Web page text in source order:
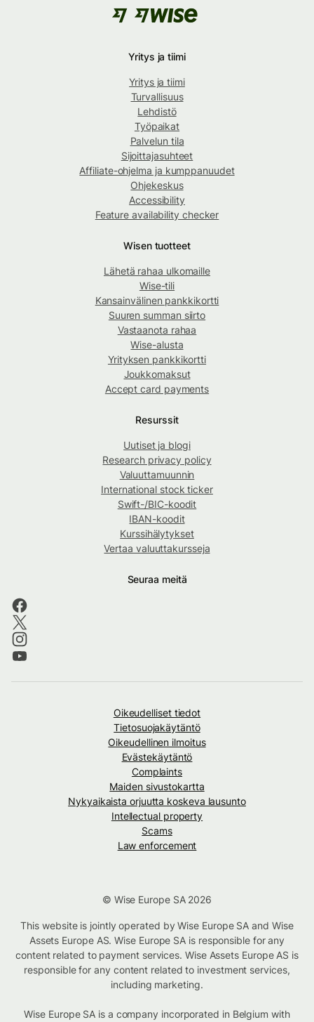
Yritys ja tiimi
Yritys ja tiimi
Turvallisuus
Lehdistö
Työpaikat
Palvelun tila
Sijoittajasuhteet
Affiliate-ohjelma ja kumppanuudet
Ohjekeskus
Accessibility
Feature availability checker
Wisen tuotteet
Lähetä rahaa ulkomaille
Wise-tili
Kansainvälinen pankkikortti
Suuren summan siirto
Vastaanota rahaa
Wise-alusta
Yrityksen pankkikortti
Joukkomaksut
Accept card payments
Resurssit
Uutiset ja blogi
Research privacy policy
Valuuttamuunnin
International stock ticker
Swift-/BIC-koodit
IBAN-koodit
Kurssihälytykset
Vertaa valuuttakursseja
Seuraa meitä
Oikeudelliset tiedot
Tietosuojakäytäntö
Oikeudellinen ilmoitus
Evästekäytäntö
Complaints
Maiden sivustokartta
Nykyaikaista orjuutta koskeva lausunto
Intellectual property
Scams
Law enforcement
© Wise Europe SA 2026
This website is jointly operated by Wise Europe SA and Wise
Assets Europe AS. Wise Europe SA is responsible for any
content related to payment services. Wise Assets Europe AS is
responsible for any content related to investment services,
including marketing.
Wise Europe SA is a company incorporated in Belgium with